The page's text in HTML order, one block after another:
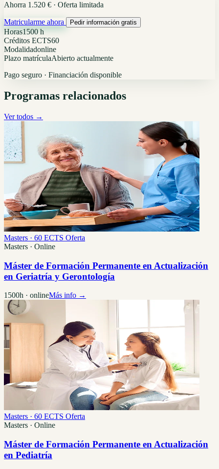
Ahorra 1.520 € · Oferta limitada
Matricularme ahora Pedir información gratis
Horas1500 h
Créditos ECTS60
Modalidadonline
Plazo matrículaAbierto actualmente
Pago seguro · Financiación disponible
Programas relacionados
Ver todos →
Masters · 60 ECTS Oferta
Masters · Online
Máster de Formación Permanente en Actualización
en Geriatría y Gerontología
1500h · onlineMás info →
Masters · 60 ECTS Oferta
Masters · Online
Máster de Formación Permanente en Actualización
en Pediatría